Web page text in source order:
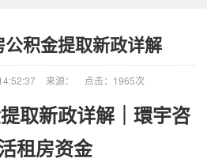
积金提取新政详解
来源： 点击：1965次
取新政详解｜環宇咨
租房资金